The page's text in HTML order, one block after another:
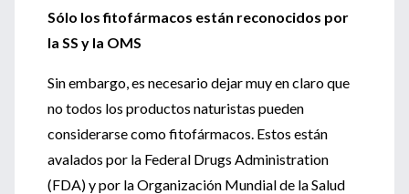
Sólo los fitofármacos están reconocidos por
la SS y la OMS
Sin embargo, es necesario dejar muy en claro que
no todos los productos naturistas pueden
considerarse como fitofármacos. Estos están
avalados por la Federal Drugs Administration
(FDA) y por la Organización Mundial de la Salud